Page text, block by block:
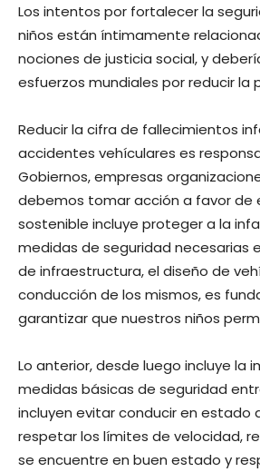
Los intentos por fortalecer la
niños están íntimamente
nociones de justicia social, y
esfuerzos mundiales por reducir la
Reducir la cifra de fallecimientos
accidentes vehículares es
Gobiernos, empresas
debemos tomar acción a favor de
sostenible incluye proteger a la
medidas de seguridad necesarias
de infraestructura, el diseño de
conducción de los mismos, es
garantizar que nuestros niños
Lo anterior, desde luego incluye la
medidas básicas de seguridad
incluyen evitar conducir en estado
respetar los límites de velocidad,
se encuentre en buen estado y